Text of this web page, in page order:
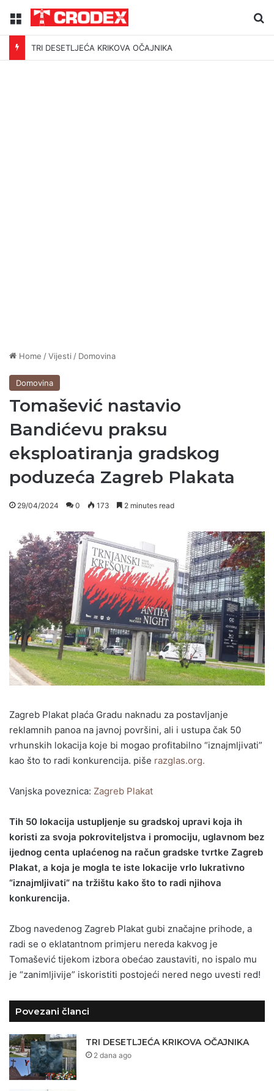
Menu
TRI DESETLJEĆA KRIKOVA OČAJNIKA
Home /Vijesti / Domovina
Domovina
Tomašević nastavio
Bandićevu praksu
eksploatiranja gradskog
poduzeća Zagreb Plakata
29/04/2024 0 173 2 minutes read
Zagreb Plakat plaća Gradu naknadu za postavljanje
reklamnih panoa na javnoj površini, ali i ustupa čak 50
vrhunskih lokacija koje bi mogao profitabilno “iznajmljivati”
kao što to radi konkurencija. piše razglas.org.
Vanjska poveznica: Zagreb Plakat
Tih 50 lokacija ustupljenje su gradskoj upravi koja ih
koristi za svoja pokroviteljstva i promociju, uglavnom bez
ijednog centa uplaćenog na račun gradske tvrtke Zagreb
Plakat, a koja je mogla te iste lokacije vrlo lukrativno
“iznajmljivati” na tržištu kako što to radi njihova
konkurencija.
Zbog navedenog Zagreb Plakat gubi značajne prihode, a
radi se o eklatantnom primjeru nereda kakvog je
Tomašević tijekom izbora obećao zaustaviti, no ispalo mu
je “zanimljivije” iskoristiti postojeći nered nego uvesti red!
Povezani članci
TRI DESETLJEĆA KRIKOVA OČAJNIKA
2 dana ago